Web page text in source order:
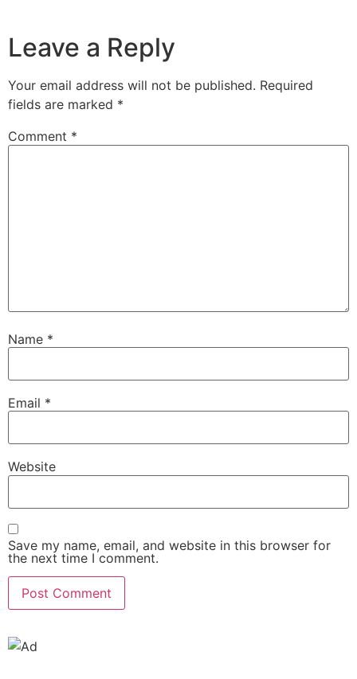
Leave a Reply
Your email address will not be published. Required
fields are marked *
Comment *
Name *
Email *
Website
Save my name, email, and website in this browser for
the next time I comment.